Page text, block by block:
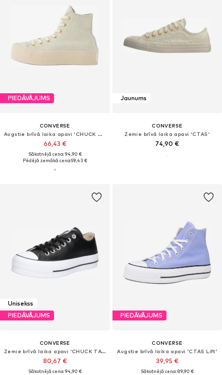
PIEDĀVĀJUMS
CONVERSE
Augstie brīvā laika apavi 'CHUCK TAYLOR ALL STAR'
66,43 €
Sākotnējā cena: 94,90 €
Pēdējā zemākā cena:59,43 €
Jaunums
CONVERSE
Zemie brīvā laika apavi 'CTAS'
74,90 €
Unisekss
PIEDĀVĀJUMS
CONVERSE
Zemie brīvā laika apavi 'CHUCK TAYLOR ALL STAR LIFT PLATFORM LEATHER'
80,67 €
Sākotnējā cena: 94,90 €
PIEDĀVĀJUMS
CONVERSE
Augstie brīvā laika apavi 'CTAS Lift'
39,95 €
Sākotnējā cena: 89,90 €